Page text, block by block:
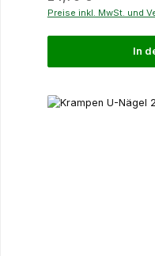
Preise inkl. MwSt. und
In